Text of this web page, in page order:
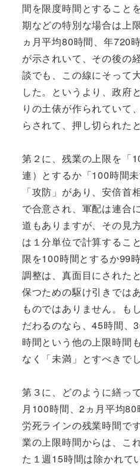
間を限度時間とすること
期などの特別な場合は上
ヵ月平均80時間、年720
が示されいて、その後の
談でも、この線にそって
した。というより、政府
りの土俵が作られていて
らされて、押し切られた
第２に、残業の上限を「
連）とするか「100時間
「攻防」があり、安倍首
で合意され、軍配は連合
道もありますが、その見
は１分単位で計算するこ
限を100時間とするか99
調整は、真面目にされた
保つための駆け引きでは
ものではありません。も
だわるのなら、45時間、
時間という他の上限時間
なく「未満」とすべきでし
第３に、どのように繕っ
月100時間、2ヵ月平均
労死ラインの残業時間で
業の上限時間からは、こ
た１週15時間は除かれて